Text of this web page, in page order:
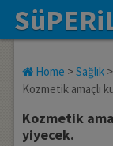
Home >Sağlık>
Kozmetik amaçlı
Kozmetik
yiyecek.